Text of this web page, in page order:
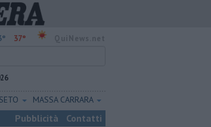
37°
MASSA CARRARA
Pubblicità Contatti